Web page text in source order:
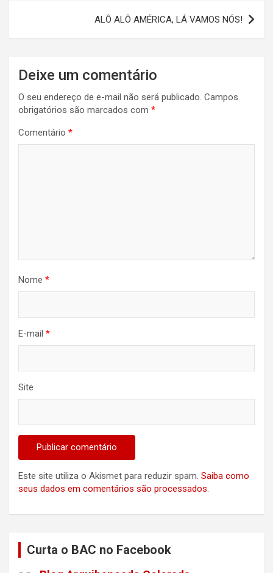
ALÔ ALÔ AMÉRICA, LÁ VAMOS NÓS!
Deixe um comentário
O seu endereço de e-mail não será publicado. Campos
obrigatórios são marcados com *
Comentário *
Nome *
E-mail *
Site
Este site utiliza o Akismet para reduzir spam. Saiba como
seus dados em comentários são processados.
Curta o BAC no Facebook